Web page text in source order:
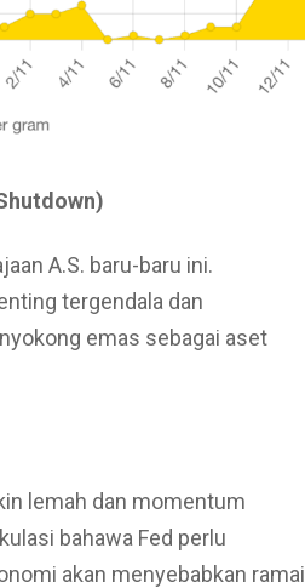
A.S. baru-baru ini.
tergendala dan
emas sebagai aset
lemah dan momentum
bahawa Fed perlu
akan menyebabkan ramai